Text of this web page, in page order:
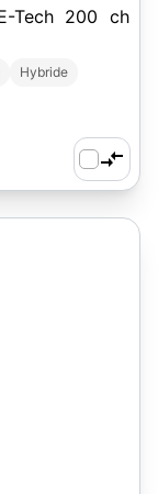
Tech 200 ch
Hybride